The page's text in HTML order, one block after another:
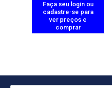
Faça seu login ou
cadastre-se para
ver preços e
comprar